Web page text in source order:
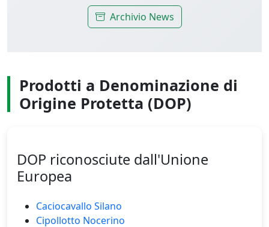
Archivio News
Prodotti a Denominazione di
Origine Protetta (DOP)
DOP riconosciute dall'Unione
Europea
Caciocavallo Silano
Cipollotto Nocerino